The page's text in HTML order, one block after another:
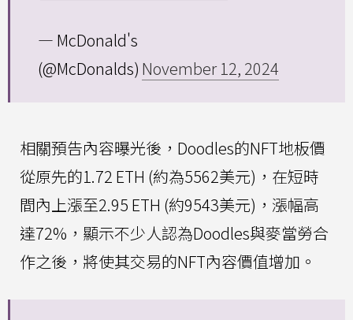
— McDonald's
(@McDonalds) November 12, 2024
相關預告內容曝光後，Doodles的NFT地板價
從原先的1.72 ETH (約為5562美元)，在短時
間內上漲至2.95 ETH (約9543美元)，漲幅高
達72%，顯示不少人認為Doodles與麥當勞合
作之後，將使其交易的NFT內容價值增加。